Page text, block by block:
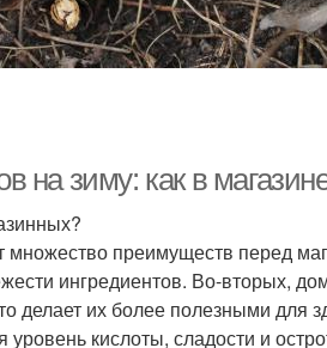
на зиму: как в
преимуществ перед
ингредиентов. Во-вторых,
делает их более полезными для
уровень кислоты, сладости и